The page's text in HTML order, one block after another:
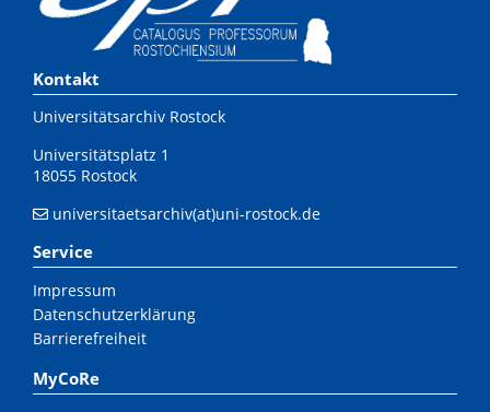
Kontakt
Universitätsarchiv Rostock
Universitätsplatz 1
18055 Rostock
universitaetsarchiv(at)uni-rostock.de
Service
Impressum
Datenschutzerklärung
Barrierefreiheit
MyCoRe